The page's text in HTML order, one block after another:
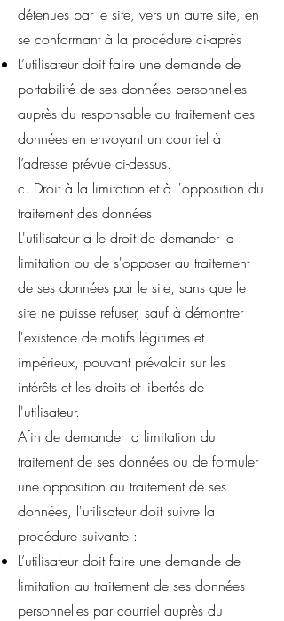
détenues par le site, vers un autre site, en
se conformant à la procédure ci-après :
L’utilisateur doit faire une demande de
portabilité de ses données personnelles
auprès du responsable du traitement des
données en envoyant un courriel à
l’adresse prévue ci-dessus.
c. Droit à la limitation et à l'opposition du
traitement des données
L'utilisateur a le droit de demander la
limitation ou de s'opposer au traitement
de ses données par le site, sans que le
site ne puisse refuser, sauf à démontrer
l'existence de motifs légitimes et
impérieux, pouvant prévaloir sur les
intérêts et les droits et libertés de
l'utilisateur.
Afin de demander la limitation du
traitement de ses données ou de formuler
une opposition au traitement de ses
données, l'utilisateur doit suivre la
procédure suivante :
L’utilisateur doit faire une demande de
limitation au traitement de ses données
personnelles par courriel auprès du